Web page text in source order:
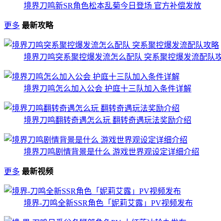
境界刀鸣新SR角色松本乱菊今日登场 官方补偿发放
更多 最新攻略
境界刀鸣突系聚控爆发流怎么配队 突系聚控爆发流配队
境界刀鸣怎么加入公会 护庭十三队加入条件详解
境界刀鸣翻转奇遇怎么玩 翻转奇遇玩法奖励介绍
境界刀鸣剧情背景是什么 游戏世界观设定详细介绍
更多 最新视频
境界-刀鸣全新SSR角色「妮莉艾露」PV视频发布